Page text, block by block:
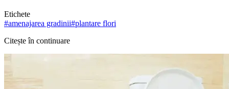
Etichete
#amenajarea gradinii#plantare flori
Citește în continuare